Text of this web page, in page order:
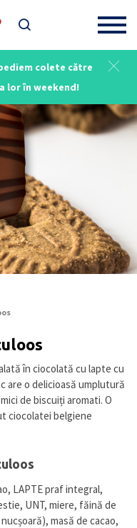
colete către
lor în weekend!
în ciocolată cu lapte cu
are o delicioasă umplutură
de biscuiți aromati. O
ciocolatei belgiene
LAPTE praf integral,
UNT, miere, făină de
masă de cacao,